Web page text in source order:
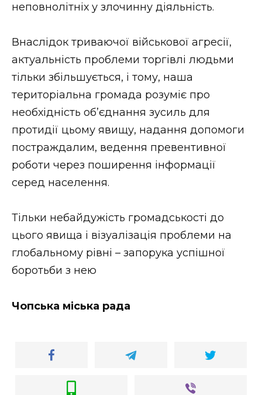
неповнолітніх у злочинну діяльність.
Внаслідок триваючої військової агресії,
актуальність проблеми торгівлі людьми
тільки збільшується, і тому, наша
територіальна громада розуміє про
необхідність об’єднання зусиль для
протидії цьому явищу, надання допомоги
постраждалим, ведення превентивної
роботи через поширення інформації
серед населення.
Тільки небайдужість громадськості до
цього явища і візуалізація проблеми на
глобальному рівні – запорука успішної
боротьби з нею
Чопська міська рада